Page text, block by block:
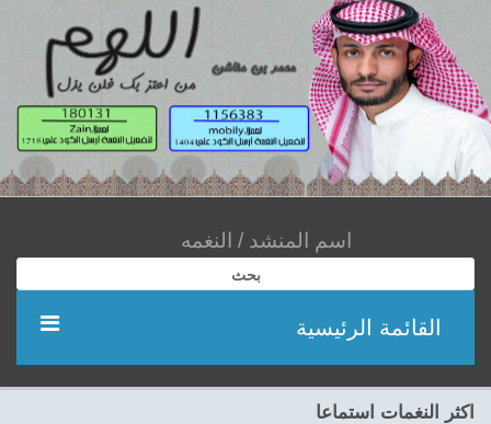
بحث
القائمة الرئيسية
مؤديين
اكثر النغمات استماعا